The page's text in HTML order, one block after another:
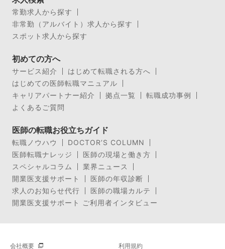
常勤求人から探す
非常勤（アルバイト）求人から探す
スポット求人から探す
初めての方へ
サービス紹介
はじめて転職される方へ
はじめての医師転職マニュアル
キャリアパートナー紹介
拠点一覧
転職成功事例
よくあるご質問
医師の転職お役立ちガイド
転職ノウハウ
DOCTOR’S COLUMN
医師転職ナレッジ
医師の現場と働き方
スペシャルコラム
業界ニュース
開業医支援サポート
医師の年収診断
求人のお知らせ代行
医師の職場カルテ
開業医支援サポート ご利用者インタビュー
会社概要 利用規約